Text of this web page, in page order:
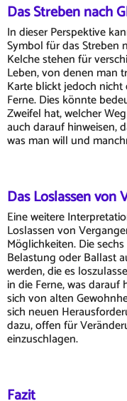
Das Streben nach
In dieser Perspektive
Symbol für das Streben
Kelche stehen für
Leben, von denen man
Karte blickt jedoch
Ferne. Dies könnte
Zweifel hat, welcher
auch darauf hinweisen,
was man will und
Das Loslassen von
Eine weitere
Loslassen von
Möglichkeiten. Die
Belastung oder Ballast
werden, die es
in die Ferne, was
sich von alten
sich neuen
dazu, offen für
einzuschlagen.
Fazit